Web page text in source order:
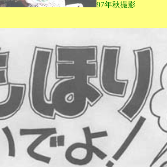
97年秋撮影